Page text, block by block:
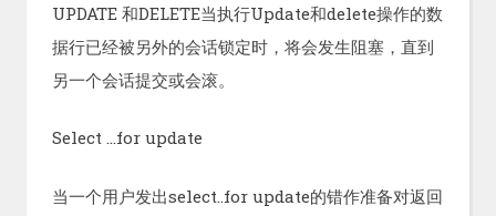
UPDATE 和DELETE当执行Update和delete操作的数
据行已经被另外的会话锁定时，将会发生阻塞，直到
另一个会话提交或会滚。
Select …for update
当一个用户发出select..for update的错作准备对返回